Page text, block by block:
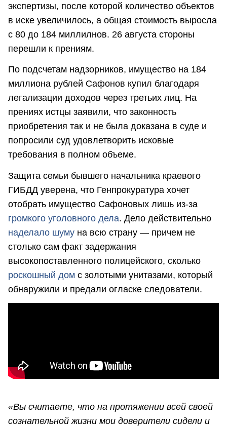
экспертизы, после которой количество объектов
в иске увеличилось, а общая стоимость выросла
с 80 до 184 миллилнов. 26 августа стороны
перешли к прениям.
По подсчетам надзорников, имущество на 184
миллиона рублей Сафонов купил благодаря
легализации доходов через третьих лиц. На
прениях истцы заявили, что законность
приобретения так и не была доказана в суде и
попросили суд удовлетворить исковые
требования в полном объеме.
Защита семьи бывшего начальника краевого
ГИБДД уверена, что Генпрокуратура хочет
отобрать имущество Сафоновых лишь из-за
громкого уголовного дела. Дело действительно
наделало шуму на всю страну — причем не
столько сам факт задержания
высокопоставленного полицейского, сколько
роскошный дом с золотыми унитазами, который
обнаружили и предали огласке следователи.
«Вы считаете, что на протяжении всей своей
сознательной жизни мои доверители сидели и